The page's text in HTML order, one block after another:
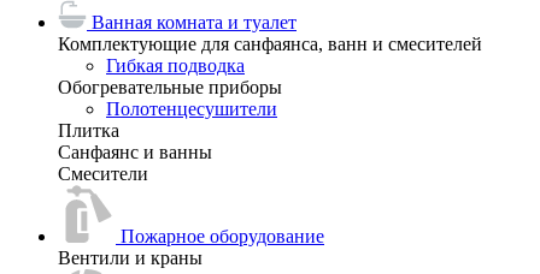
Ванная комната и туалет
Комплектующие для санфаянса, ванн и смесителей
Гибкая подводка
Обогревательные приборы
Полотенцесушители
Плитка
Санфаянс и ванны
Смесители
Пожарное оборудование
Вентили и краны